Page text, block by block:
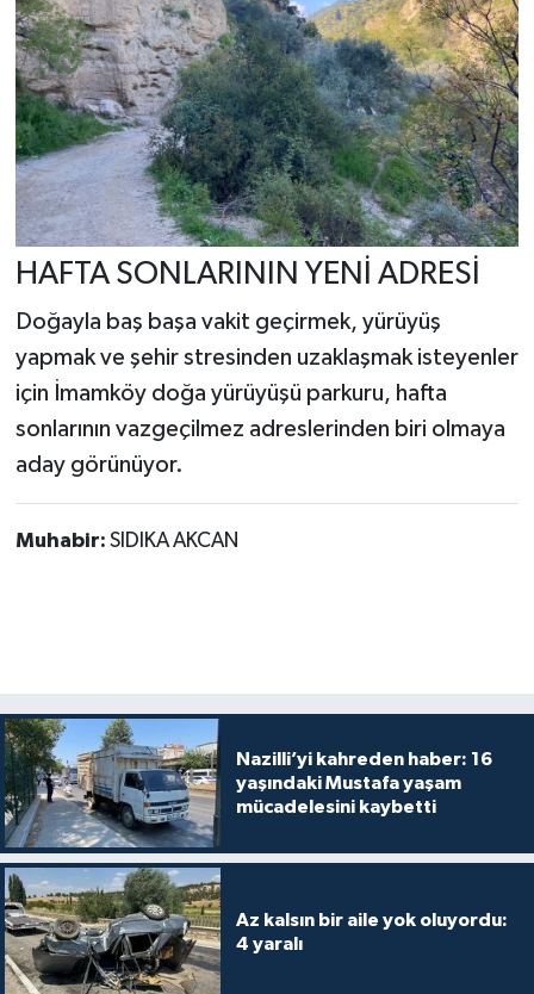
HAFTA SONLARININ YENİ ADRESİ
Doğayla baş başa vakit geçirmek, yürüyüş
yapmak ve şehir stresinden uzaklaşmak isteyenler
için İmamköy doğa yürüyüşü parkuru, hafta
sonlarının vazgeçilmez adreslerinden biri olmaya
aday görünüyor.
Muhabir: SIDIKA AKCAN
Nazilli’yi kahreden haber: 16
yaşındaki Mustafa yaşam
mücadelesini kaybetti
Az kalsın bir aile yok oluyordu:
4 yaralı